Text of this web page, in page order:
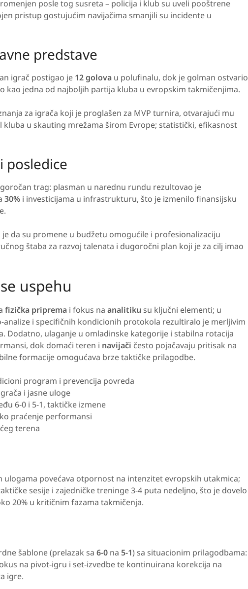
posle tog susreta – policija i klub su uveli pooštrene
pristup gostujućim navijačima smanjili su incidente u
predstave
igrač postigao je 12 golova u polufinalu, dok je golman ostvario
kao jedna od najboljih partija kluba u evropskim takmičenjima.
za igrača koji je proglašen za MVP turnira, otvarajući mu
u skauting mrežama širom Evrope; statistički, efikasnost
posledice
trag: plasman u narednu rundu rezultovao je
30% i investicijama u infrastrukturu, što je izmenilo finansijsku
da su promene u budžetu omogućile i profesionalizaciju
štaba za razvoj talenata i dugoročni plan koji je za cilj imao
uspehu
fizička priprema i fokus na analitiku su ključni elementi; u
analize i specifičnih kondicionih protokola rezultiralo je merljivim
Dodatno, ulaganje u omladinske kategorije i stabilna rotacija
dok domaći teren i navijači često pojačavaju pritisak na
formacije omogućava brze taktičke prilagodbe.
program i prevencija povreda
i jasne uloge
6-0 i 5-1, taktičke izmene
praćenje performansi
terena
ulogama povećava otpornost na intenzitet evropskih utakmica;
sesije i zajedničke treninge 3-4 puta nedeljno, što je dovelo
20% u kritičnim fazama takmičenja.
šablone (prelazak sa 6-0 na 5-1) sa situacionim prilagodbama:
na pivot-igru i set-izvedbe te kontinuirana korekcija na
igre.